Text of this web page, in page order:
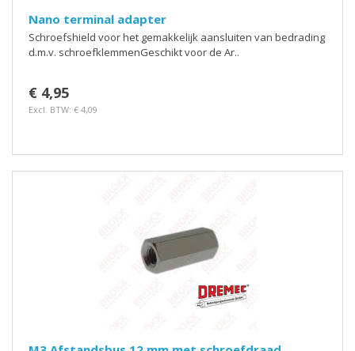
Nano terminal adapter
Schroefshield voor het gemakkelijk aansluiten van bedrading
d.m.v. schroefklemmenGeschikt voor de Ar..
€ 4,95
Excl. BTW: € 4,09